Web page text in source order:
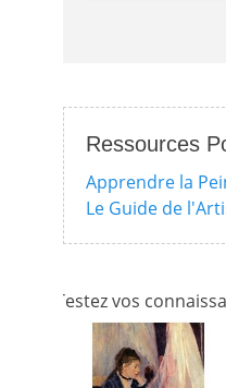
Ressources
Apprendre la
Le Guide de
Testez vos connaissances